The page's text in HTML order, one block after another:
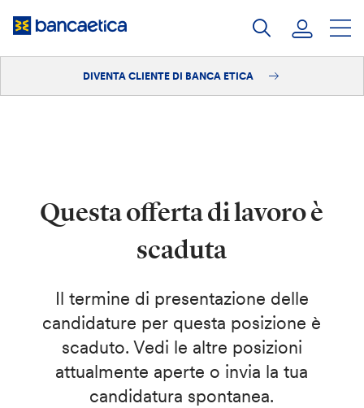
DIVENTA CLIENTE DI BANCA ETICA
Questa offerta di lavoro è
scaduta
Il termine di presentazione delle
candidature per questa posizione è
scaduto. Vedi le altre posizioni
attualmente aperte o invia la tua
candidatura spontanea.